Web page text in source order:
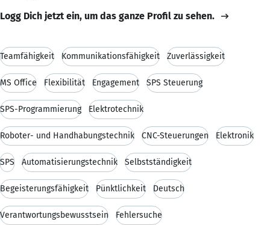
Logg Dich jetzt ein, um das ganze Profil zu sehen.
Teamfähigkeit Kommunikationsfähigkeit Zuverlässigkeit
MS Office Flexibilität Engagement SPS Steuerung
SPS-Programmierung Elektrotechnik
Roboter- und Handhabungstechnik CNC-Steuerungen Elektronik
SPS Automatisierungstechnik Selbstständigkeit
Begeisterungsfähigkeit Pünktlichkeit Deutsch
Verantwortungsbewusstsein Fehlersuche